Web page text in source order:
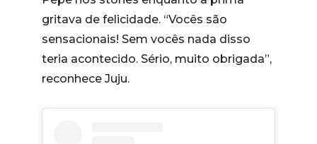
gritava de felicidade. “Vocês são
sensacionais! Sem vocês nada disso
teria acontecido. Sério, muito obrigada”,
reconhece Juju.